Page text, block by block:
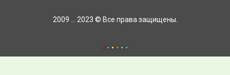
2009 ... 2023 © Все права защищены.